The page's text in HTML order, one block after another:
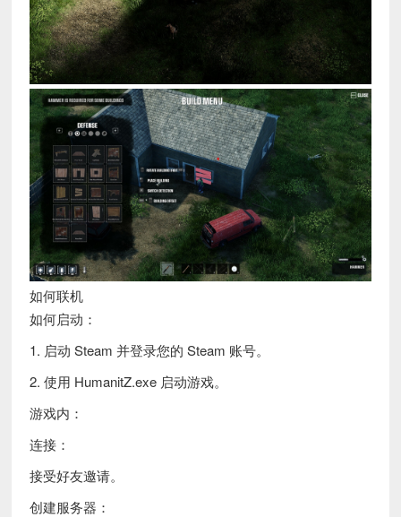
如何联机
如何启动：
1. 启动 Steam 并登录您的 Steam 账号。
2. 使用 HumanitZ.exe 启动游戏。
游戏内：
连接：
接受好友邀请。
创建服务器：